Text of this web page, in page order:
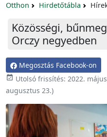
Otthon Hirdetőtábla
Közösségi,
Orczy negyedben
Megosztás Facebook-on
 Utolsó frissítés: 2022.
augusztus 23.)